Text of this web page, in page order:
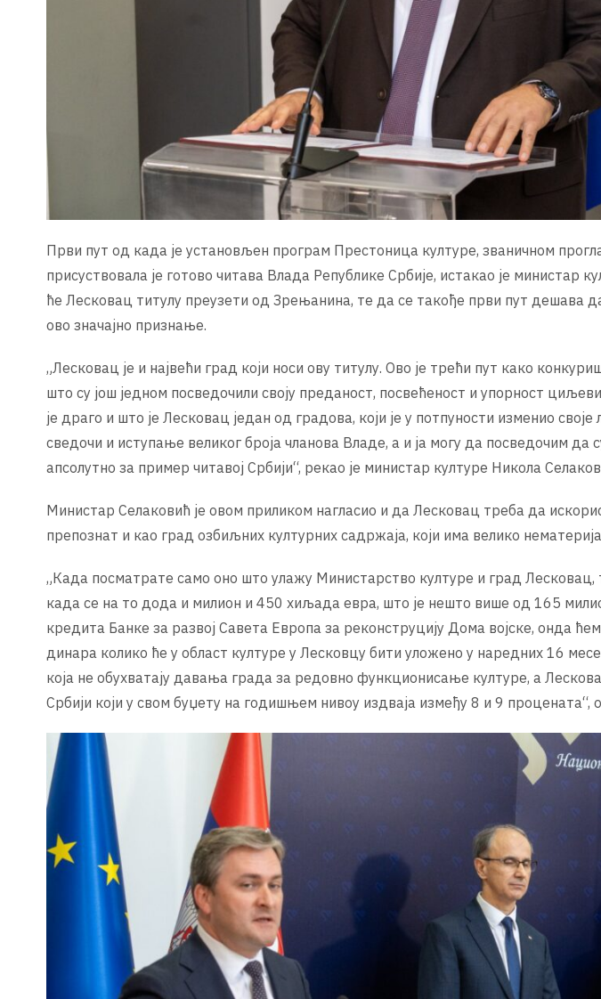
Први пут од када је установљен програм Престоница културе, званичном
присуствовала је готово читава Влада Републике Србије, истакао је министар
ће Лесковац титулу преузети од Зрењанина, те да се такође први пут дешава
ово значајно признање.
„Лесковац је и највећи град који носи ову титулу. Ово је трећи пут како
што су још једном посведочили своју преданост, посвећеност и упорност
је драго и што је Лесковац један од градова, који је у потпуности изменио
сведочи и иступање великог броја чланова Владе, а и ја могу да посведочим да
апсолутно за пример читавој Србији“, рекао је министар културе Никола
Министар Селаковић је овом приликом нагласио и да Лесковац треба да
препознат и као град озбиљних културних садржаја, који има велико
„Када посматрате само оно што улажу Министарство културе и град Лесковац,
када се на то дода и милион и 450 хиљада евра, што је нешто више од 165
кредита Банке за развој Савета Европа за реконструцију Дома војске, онда
динара колико ће у област културе у Лесковцу бити уложено у наредних 16
која не обухватају давања града за редовно функционисање културе, а
Србији који у свом буџету на годишњем нивоу издваја између 8 и 9 процената“,